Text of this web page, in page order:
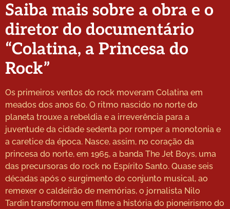
Saiba mais sobre a obra e o
diretor do documentário
“Colatina, a Princesa do
Rock”
Os primeiros ventos do rock moveram Colatina em
meados dos anos 60. O ritmo nascido no norte do
planeta trouxe a rebeldia e a irreverência para a
juventude da cidade sedenta por romper a monotonia e
a caretice da época. Nasce, assim, no coração da
princesa do norte, em 1965, a banda The Jet Boys, uma
das precursoras do rock no Espírito Santo. Quase seis
décadas após o surgimento do conjunto musical, ao
remexer o caldeirão de memórias, o jornalista Nilo
Tardin transformou em filme a história do pioneirismo do